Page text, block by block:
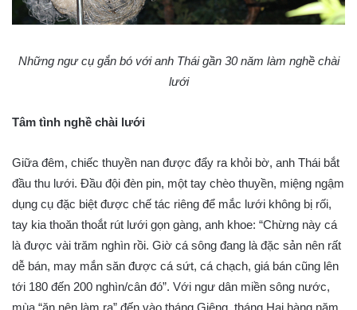
Những ngư cụ gắn bó với anh Thái gần 30 năm làm nghề chài
lưới
Tâm tình nghề chài lưới
Giữa đêm, chiếc thuyền nan được đẩy ra khỏi bờ, anh Thái bắt
đầu thu lưới. Đầu đội đèn pin, một tay chèo thuyền, miệng ngậm
dụng cụ đặc biệt được chế tác riêng để mắc lưới không bị rối,
tay kia thoăn thoắt rút lưới gọn gàng, anh khoe: “Chừng này cá
là được vài trăm nghìn rồi. Giờ cá sông đang là đặc sản nên rất
dễ bán, may mắn săn được cá sứt, cá chạch, giá bán cũng lên
tới 180 đến 200 nghìn/cân đó”. Với ngư dân miền sông nước,